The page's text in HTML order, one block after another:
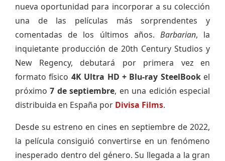
nueva oportunidad para incorporar a su colección
una de las películas más sorprendentes y
comentadas de los últimos años. Barbarian, la
inquietante producción de 20th Century Studios y
New Regency, debutará por primera vez en
formato físico 4K Ultra HD + Blu-ray SteelBookel
próximo7 de septiembre, en una edición especial
distribuida en España por Divisa Films.
Desde su estreno en cines en septiembre de 2022,
la película consiguió convertirse en un fenómeno
inesperado dentro del género. Su llegada a la gran